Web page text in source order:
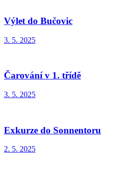
Výlet do Bučovic
3. 5. 2025
Čarování v 1. třídě
3. 5. 2025
Exkurze do Sonnentoru
2. 5. 2025